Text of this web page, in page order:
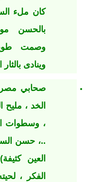
كان ملء
بالحسن
وصمت
وينادى بالثار
صحابي مصر
الخد ،
، وسطوات
..، حسن
العين
الفكر ،